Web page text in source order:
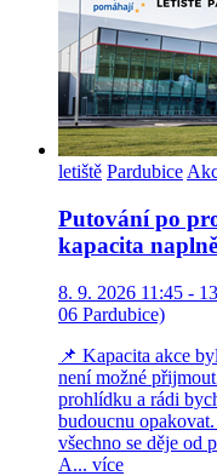
letiště Pardubice
Putování po
kapacita
8. 9. 2026 11:45 -
06 Pardubice)
📌 Kapacita akce
není možné
prohlídku a rádi
budoucnu
všechno se děje od
A... více